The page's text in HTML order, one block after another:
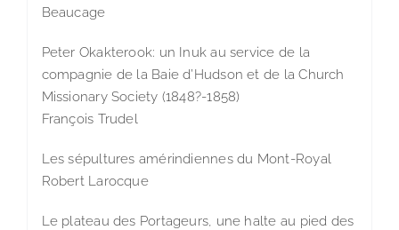
Beaucage
Peter Okakterook: un Inuk au service de la
compagnie de la Baie d’Hudson et de la Church
Missionary Society (1848?-1858)
François Trudel
Les sépultures amérindiennes du Mont-Royal
Robert Larocque
Le plateau des Portageurs, une halte au pied des